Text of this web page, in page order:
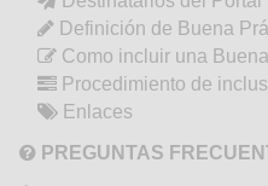
Definición de Buena
Como incluir una
Procedimiento de
Enlaces
PREGUNTAS